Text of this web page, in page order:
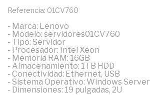
Referencia: 01CV760
- Marca: Lenovo
- Modelo: servidores01CV760
- Tipo: Servidor
- Procesador: Intel Xeon
- Memoria RAM: 16GB
- Almacenamiento: 1TB HDD
- Conectividad: Ethernet, USB
- Sistema Operativo: Windows Server
- Dimensiones: 19 pulgadas, 2U